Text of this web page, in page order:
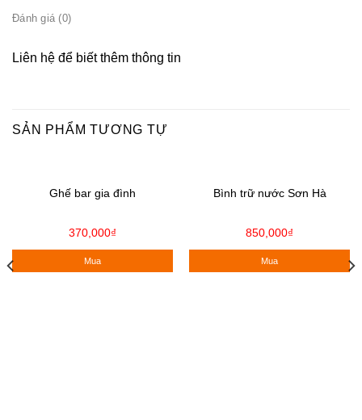
Đánh giá (0)
Liên hệ để biết thêm thông tin
SẢN PHẨM TƯƠNG TỰ
Ghế bar gia đình
370,000₫
Mua
Bình trữ nước Sơn Hà
850,000₫
Mua